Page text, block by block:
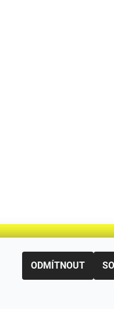
Původní eshop rulik.cz
ODMÍTNOUT